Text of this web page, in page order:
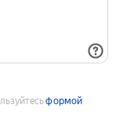
формой